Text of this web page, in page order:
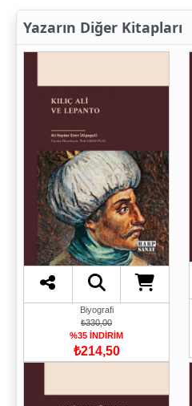
Yazarın Diğer Kitapları
Biyografi
₺330,00
%35 İNDİRİM
₺214,50